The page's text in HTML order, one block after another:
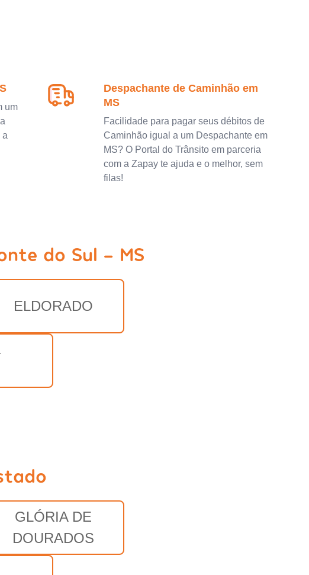
um
a
Despachante de Caminhão em
MS
Facilidade para pagar seus débitos de
Caminhão igual a um Despachante em
MS? O Portal do Trânsito em parceria
com a Zapay te ajuda e o melhor, sem
filas!
do Sul - MS
ELDORADO
GLÓRIA DE
DOURADOS